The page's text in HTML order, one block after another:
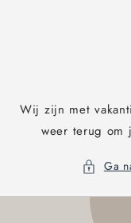
Wij zijn met
weer terug om
Ga